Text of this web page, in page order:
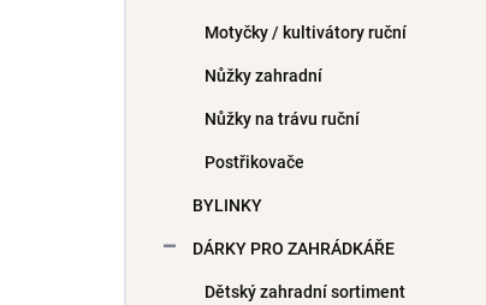
Motyčky / kultivátory ruční
Nůžky zahradní
Nůžky na trávu ruční
Postřikovače
BYLINKY
DÁRKY PRO ZAHRÁDKÁŘE
Dětský zahradní sortiment